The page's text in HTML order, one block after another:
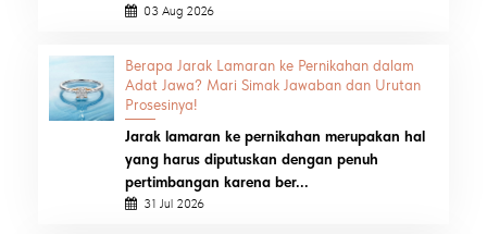
03 Aug 2026
Berapa Jarak Lamaran ke Pernikahan dalam
Adat Jawa? Mari Simak Jawaban dan Urutan
Prosesinya!
Jarak lamaran ke pernikahan merupakan hal
yang harus diputuskan dengan penuh
pertimbangan karena ber...
31 Jul 2026